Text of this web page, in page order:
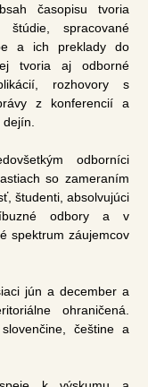
časopisu tvoria
štúdie, spracované
a ich preklady do
tvoria aj odborné
rozhovory s
z konferencií a
odborníci
so zameraním
študenti, absolvujúci
odbory a v
spektrum záujemcov
jún a december a
ohraničená.
češtine a